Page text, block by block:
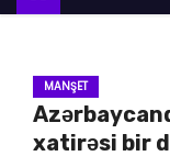
n
MANŞET
xatirəsi bir